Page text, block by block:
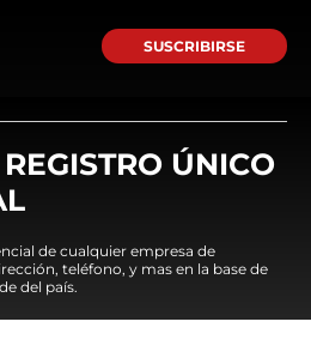
SUSCRIBIRSE
ÚNICO
de cualquier empresa de
teléfono, y mas en la base de
del país.